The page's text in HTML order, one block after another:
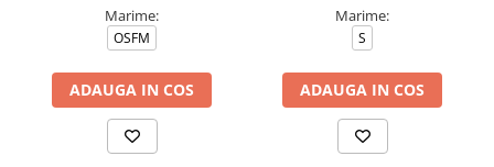
Marime:
OSFM
ADAUGA IN COS
Marime:
S
ADAUGA IN COS